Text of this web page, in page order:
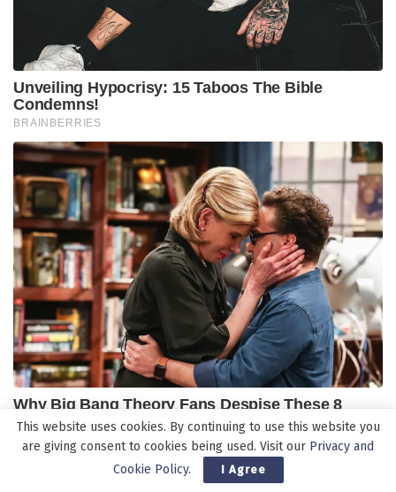
This website uses cookies. By continuing to use this website you
are giving consent to cookies being used. Visit our Privacy and
Cookie Policy. I Agree